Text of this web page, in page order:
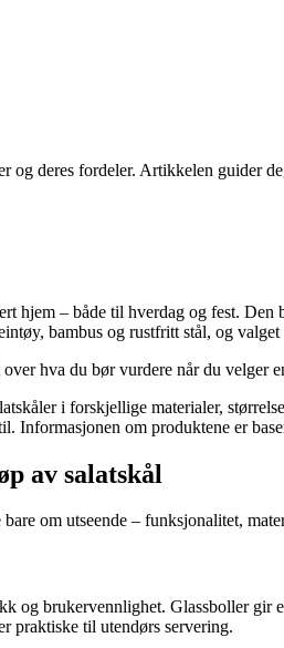
og deres fordeler. Artikkelen guider
hjem – både til hverdag og fest.
bambus og rustfritt stål, og
hva du bør vurdere når du
i forskjellige materialer,
Informasjonen om produktene er
av salatskål
om utseende – funksjonalitet,
og brukervennlighet. Glassboller gir
praktiske til utendørs servering.